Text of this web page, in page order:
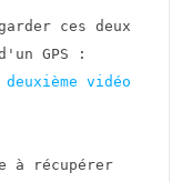
ces deux
deuxième vidéo
à récupérer